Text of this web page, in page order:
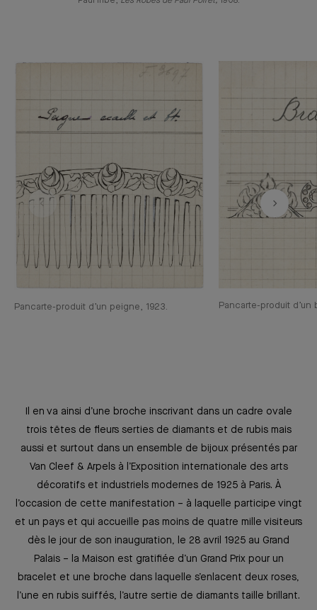
Pancarte-produit d’un peigne, 1923. Pancarte-produit d’un
Il en va ainsi d’une broche inscrivant dans un cadre ovale
trois têtes de fleurs serties de diamants et de rubis mais
aussi et surtout dans un ensemble de bijoux présentés par
Van Cleef & Arpels à l’Exposition internationale des arts
décoratifs et industriels modernes de 1925 à Paris. À
l’occasion de cette manifestation –⁠ à laquelle participe vingt
et un pays et qui accueille pas moins de quatre mille visiteurs
dès le jour de son inauguration, le 28 avril 1925 au Grand
Palais ⁠– la Maison est gratifiée d’un Grand Prix pour un
bracelet et une broche dans laquelle s’enlacent deux roses,
l’une en rubis suiffés, l’autre sertie de diamants taille brillant.